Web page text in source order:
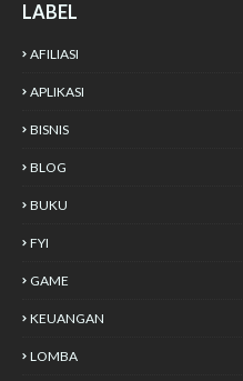
LABEL
AFILIASI
APLIKASI
BISNIS
BLOG
BUKU
FYI
GAME
KEUANGAN
LOMBA